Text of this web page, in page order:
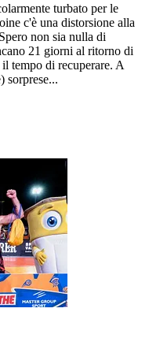
turbato per le
c'è una distorsione alla
non sia nulla di
21 giorni al ritorno di
tempo di recuperare. A
sorprese...